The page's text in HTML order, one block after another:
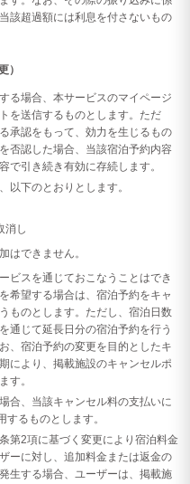
該超過額には利息を付さないもの
）
る場合、本サービスのマイページ
を送信するものとします。ただ
承認をもって、効力を生じるもの
否認した場合、当該宿泊予約内容
で引き続き有効に存続します。
以下のとおりとします。
消し
はできません。
ビスを通じておこなうことはでき
希望する場合は、宿泊予約をキャ
ものとします。ただし、宿泊日数
通じて延長日分の宿泊予約を行う
、宿泊予約の変更を目的としたキ
により、掲載施設のキャンセルポ
す。
合、当該キャンセル料の支払いに
るものとします。
第2項に基づく変更により宿泊料金
ーに対し、追加料金または返金の
生する場合、ユーザーは、掲載施